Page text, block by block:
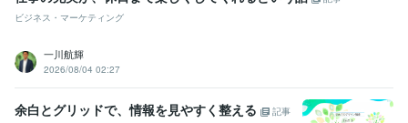
生成AI活用・開発・制作
ビジネス・マーケティング
一川航輝
2026/08/04 02:27
余白とグリッドで、情報を見やすく整える
記事